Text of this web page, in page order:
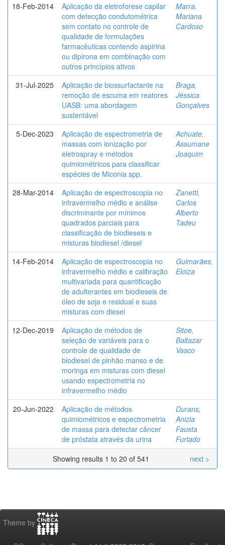
18-Feb-2014
Aplicação da eletroforese capilar
com detecção condutométrica
sem contato no controle de
qualidade de formulações
farmacêuticas contendo aspirina
ou dipirona em combinação com
outros princípios ativos
Marra,
Mariana
Cardoso
31-Jul-2025
Aplicação de biossurfactante na
remoção de escuma em reatores
UASB: uma abordagem
sustentável
Braga,
Jéssica
Gonçalves
5-Dec-2023
Aplicação de espectrometria de
massas com ionização por
eletrospray e métodos
quimiométricos para classificar
espécies de Miconia spp.
Achuate,
Assumane
Joaquim
28-Mar-2014
Aplicação de espectroscopia no
infravermelho médio e análise
discriminante por mínimos
quadrados parciais para
classificação de biodieseis e
misturas biodiesel /diesel
Zanetti,
Carlos
Alberto
Tadeu
14-Feb-2014
Aplicação de espectroscopia no
infravermelho médio e calibração
multivariada para quantificação
de adulterantes em biodieseis de
óleo de soja e residual e suas
misturas com diesel
Guimarães,
Eloiza
12-Dec-2019
Aplicação de métodos de
seleção de variáveis para o
controle de qualidade de
biodiesel de pinhão manso e de
moringa em misturas com diesel
usando espectrometria no
infravermelho médio
Sitoe,
Baltazar
Vasco
20-Jun-2022
Aplicação de métodos
quimiométricos e espectrometria
de massa para detectar câncer
de próstata através da urina
Durans,
Anizia
Fausta
Furtado
Showing results 1 to 20 of 541
next >
Theme by